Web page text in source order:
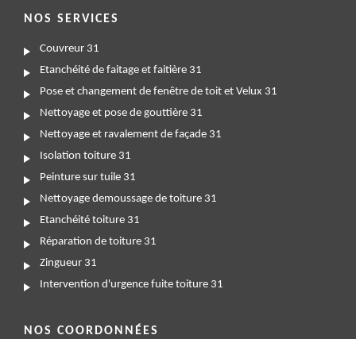
NOS SERVICES
Couvreur 31
Etanchéité de faitage et faitière 31
Pose et changement de fenêtre de toit et Velux 31
Nettoyage et pose de gouttière 31
Nettoyage et ravalement de façade 31
Isolation toiture 31
Peinture sur tuile 31
Nettoyage demoussage de toiture 31
Etanchéité toiture 31
Réparation de toiture 31
Zingueur 31
Intervention d'urgence fuite toiture 31
NOS COORDONNÉES